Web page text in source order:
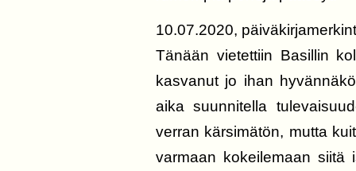
10.07.2020,
Tänään vietettiin Basillin
kasvanut jo ihan
aika suunnitella
verran kärsimätön, mutta
varmaan kokeilemaan siitä